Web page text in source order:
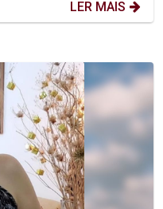
LER MAIS